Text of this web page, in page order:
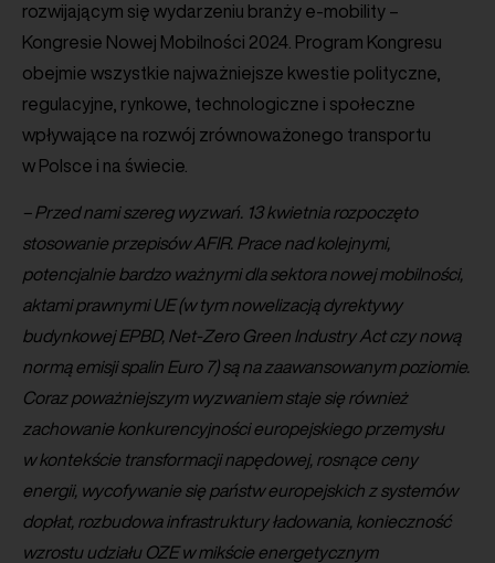
rozwijającym się wydarzeniu branży e-mobility –
Kongresie Nowej Mobilności 2024. Program Kongresu
obejmie wszystkie najważniejsze kwestie polityczne,
regulacyjne, rynkowe, technologiczne i społeczne
wpływające na rozwój zrównoważonego transportu
w Polsce i na świecie.
– Przed nami szereg wyzwań. 13 kwietnia rozpoczęto
stosowanie przepisów AFIR. Prace nad kolejnymi,
potencjalnie bardzo ważnymi dla sektora nowej mobilności,
aktami prawnymi UE (w tym nowelizacją dyrektywy
budynkowej EPBD, Net-Zero Green Industry Act czy nową
normą emisji spalin Euro 7) są na zaawansowanym poziomie.
Coraz poważniejszym wyzwaniem staje się również
zachowanie konkurencyjności europejskiego przemysłu
w kontekście transformacji napędowej, rosnące ceny
energii, wycofywanie się państw europejskich z systemów
dopłat, rozbudowa infrastruktury ładowania, konieczność
wzrostu udziału OZE w mikście energetycznym